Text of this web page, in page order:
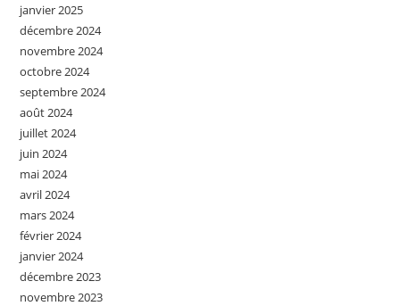
janvier 2025
décembre 2024
novembre 2024
octobre 2024
septembre 2024
août 2024
juillet 2024
juin 2024
mai 2024
avril 2024
mars 2024
février 2024
janvier 2024
décembre 2023
novembre 2023